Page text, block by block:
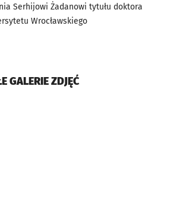
Serhijowi Żadanowi tytułu doktora
Wrocławskiego
GALERIE ZDJĘĆ